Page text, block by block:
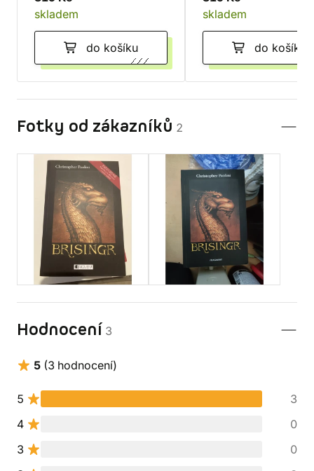
skladem
do košíku
skladem
do košíku
Fotky od zákazníků 2
Hodnocení 3
5 (3 hodnocení)
5
3
4
0
3
0